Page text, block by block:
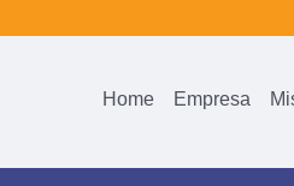
Home Empresa